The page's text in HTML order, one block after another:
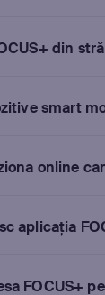
din
smart
online
aplicația
FOCUS+